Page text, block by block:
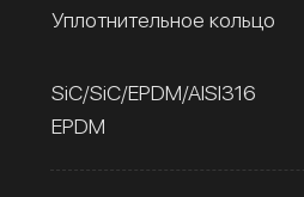
Уплотнительное кольцо
SiC/SiC/EPDM/AISI316
EPDM